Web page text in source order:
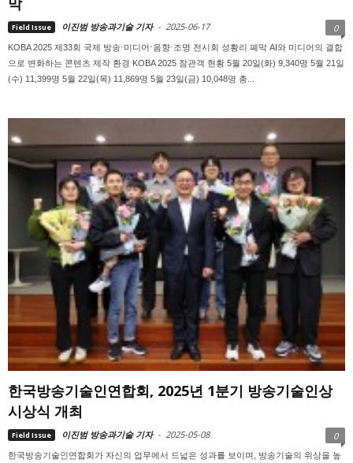
Field Issue 이진범 방송과기술 기자 - 2025-06-17 0
KOBA 2025 제33회 국제 방송⋅미디어⋅음향⋅조명 전시회 성황리 폐막 AI와 미디어의 결합
으로 변화하는 콘텐츠 제작 환경 KOBA 2025 참관객 현황 5월 20일(화) 9,340명 5월 21일
(수) 11,399명 5월 22일(목) 11,869명 5월 23일(금) 10,048명 총...
한국방송기술인연합회, 2025년 1분기 방송기술인상
시상식 개최
Field Issue 이진범 방송과기술 기자 - 2025-05-08 0
한국방송기술인연합회가 자신의 업무에서 드넓은 성과를 보이며, 방송기술의 위상을 높